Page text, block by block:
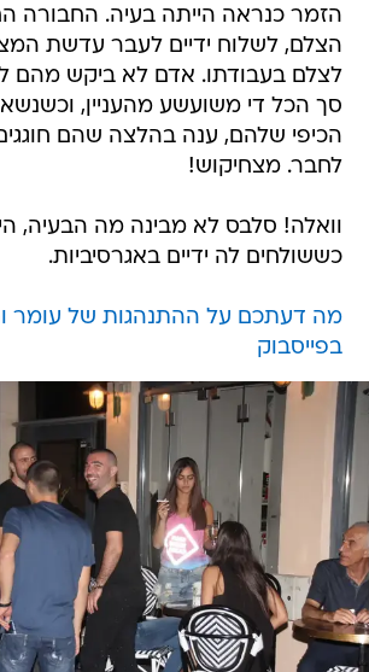
הזמר כנראה הייתה בעיה. החבורה
הצלם, לשלוח ידיים לעבר עדשת
לצלם בעבודתו. אדם לא ביקש מהם
סך הכל די משועשע מהעניין,
הכיפי שלהם, ענה בהלצה שהם
לחבר. מצחיקוש!
וואלה! סלבס לא מבינה מה הבעיה,
כששולחים לה ידיים באגרסיביות.
מה דעתכם על ההתנהגות של עומר
בפייסבוק